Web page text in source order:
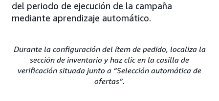
del periodo de ejecución de la campaña
mediante aprendizaje automático.
Durante la configuración del ítem de pedido, localiza la
sección de inventario y haz clic en la casilla de
verificación situada junto a “Selección automática de
ofertas”.